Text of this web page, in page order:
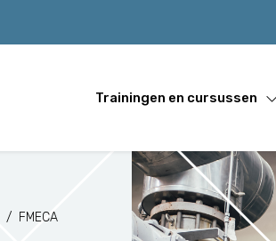
Trainingen en cursussen
/ FMECA